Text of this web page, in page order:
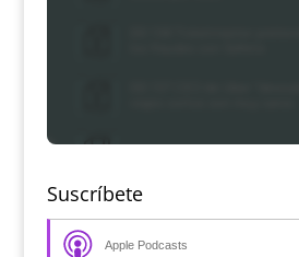
Suscríbete
Apple Podcasts